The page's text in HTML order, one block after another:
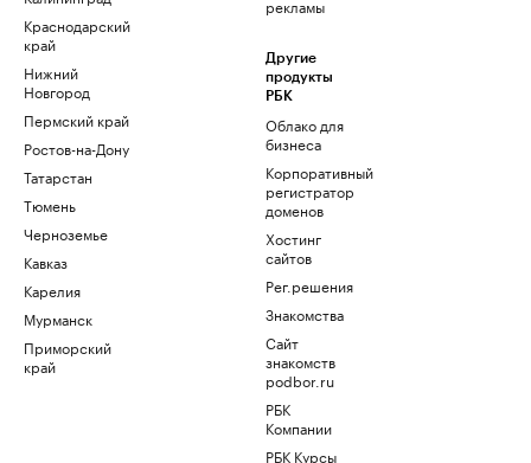
Краснодарский
край
Нижний
Новгород
Пермский край
Ростов-на-Дону
Татарстан
Тюмень
Черноземье
Кавказ
Карелия
Мурманск
Приморский
край
рекламы
Другие
продукты
РБК
Облако для
бизнеса
Корпоративный
регистратор
доменов
Хостинг
сайтов
Рег.решения
Знакомства
Сайт
знакомств
podbor.ru
РБК
Компании
РБК Курсы